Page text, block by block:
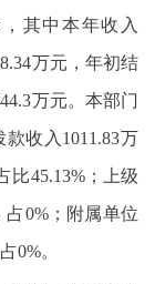
其中本年收入
万元，年初结
万元。本部门
收入1011.83万
比45.13%；上级
0%；附属单位
0%。